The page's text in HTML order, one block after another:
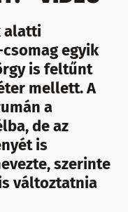
alatti
egyik
is feltűnt
mellett. A
a
de az
is
szerinte
változtatnia